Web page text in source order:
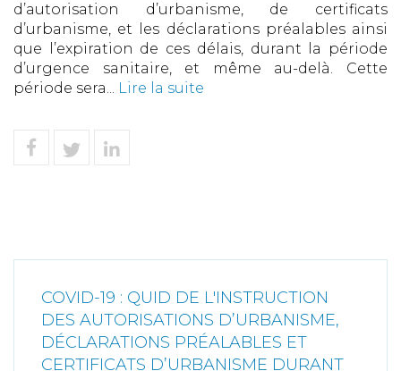
d’autorisation d’urbanisme, de certificats
d’urbanisme, et les déclarations préalables ainsi
que l’expiration de ces délais, durant la période
d’urgence sanitaire, et même au-delà. Cette
période sera... Lire la suite
COVID-19 : QUID DE L'INSTRUCTION
DES AUTORISATIONS D’URBANISME,
DÉCLARATIONS PRÉALABLES ET
CERTIFICATS D’URBANISME DURANT